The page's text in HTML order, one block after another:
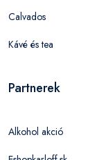
Calvados
Kávé és tea
Partnerek
Alkohol akció